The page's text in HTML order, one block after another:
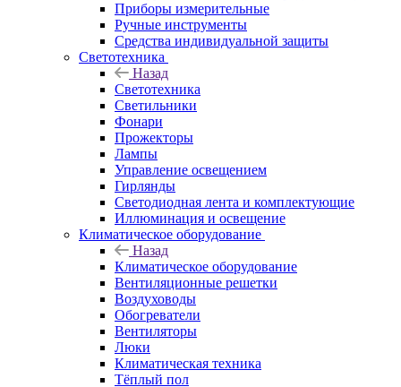
Приборы измерительные
Ручные инструменты
Средства индивидуальной защиты
Светотехника
Назад
Светотехника
Светильники
Фонари
Прожекторы
Лампы
Управление освещением
Гирлянды
Светодиодная лента и комплектующие
Иллюминация и освещение
Климатическое оборудование
Назад
Климатическое оборудование
Вентиляционные решетки
Воздуховоды
Обогреватели
Вентиляторы
Люки
Климатическая техника
Тёплый пол